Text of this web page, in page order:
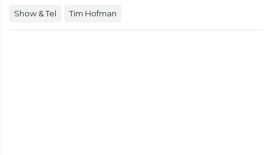
Show & Tel Tim Hofman